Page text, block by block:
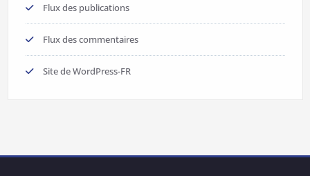
Flux des publications
Flux des commentaires
Site de WordPress-FR